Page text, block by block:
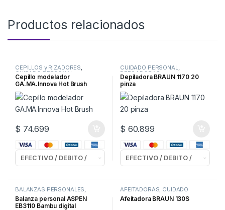
Productos relacionados
CEPILLOS y RIZADORES,
CUIDADO PERSONAL
Cepillo modelador
GA.MA.Innova Hot Brush
$ 74.699
CUIDADO PERSONAL,
DEPILADORAS
Depiladora BRAUN 1170 20
pinza
$ 60.899
BALANZAS PERSONALES,
CUIDADO PERSONAL
Balanza personal ASPEN
EB3110 Bambu digital
AFEITADORAS, CUIDADO
PERSONAL
Afeitadora BRAUN 130S